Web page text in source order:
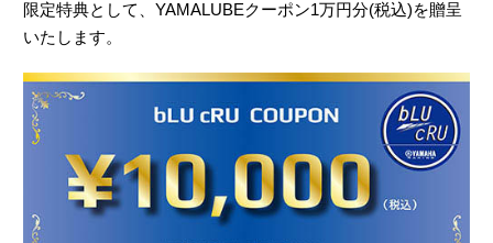
限定特典として、YAMALUBEクーポン1万円分(税込)を贈呈
いたします。